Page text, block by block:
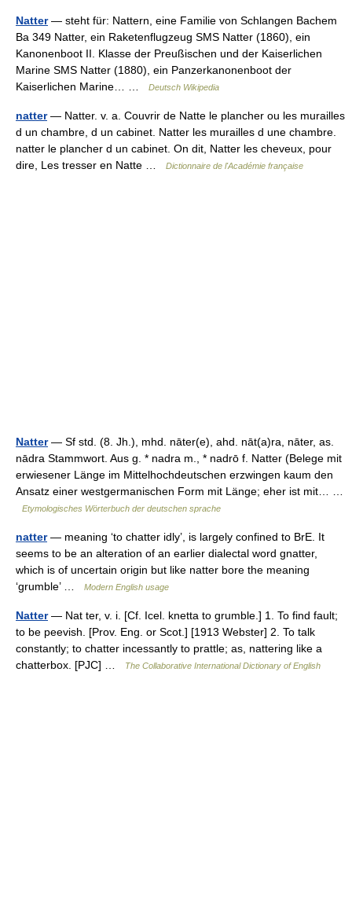
Natter— steht für: Nattern, eine Familie von Schlangen Bachem
Ba 349 Natter, ein Raketenflugzeug SMS Natter (1860), ein
Kanonenboot II. Klasse der Preußischen und der Kaiserlichen
Marine SMS Natter (1880), ein Panzerkanonenboot der
Kaiserlichen Marine… …
Deutsch Wikipedia
natter— Natter. v. a. Couvrir de Natte le plancher ou les murailles
d un chambre, d un cabinet. Natter les murailles d une chambre.
natter le plancher d un cabinet. On dit, Natter les cheveux, pour
dire, Les tresser en Natte …
Dictionnaire de l'Académie française
Natter— Sf std. (8. Jh.), mhd. nāter(e), ahd. nāt(a)ra, nāter, as.
nādra Stammwort. Aus g. * nadra m., * nadrō f. Natter (Belege mit
erwiesener Länge im Mittelhochdeutschen erzwingen kaum den
Ansatz einer westgermanischen Form mit Länge; eher ist mit… …
Etymologisches Wörterbuch der deutschen sprache
natter— meaning ‘to chatter idly’, is largely confined to BrE. It
seems to be an alteration of an earlier dialectal word gnatter,
which is of uncertain origin but like natter bore the meaning
‘grumble’ …
Modern English usage
Natter— Nat ter, v. i. [Cf. Icel. knetta to grumble.] 1. To find fault;
to be peevish. [Prov. Eng. or Scot.] [1913 Webster] 2. To talk
constantly; to chatter incessantly to prattle; as, nattering like a
chatterbox. [PJC] …
The Collaborative International Dictionary of English